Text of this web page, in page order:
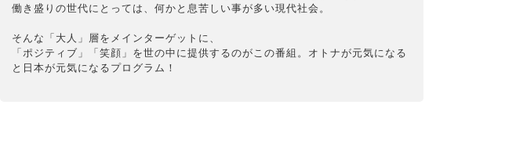
働き盛りの世代にとっては、何かと息苦しい事が多い現代社会。
そんな「大人」層をメインターゲットに、
「ポジティブ」「笑顔」を世の中に提供するのがこの番組。オトナが元気になる
と日本が元気になるプログラム！